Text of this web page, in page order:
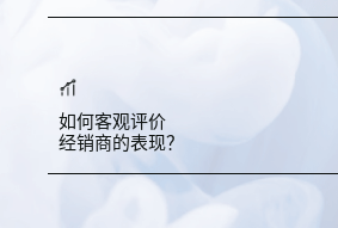
如何客观评价
经销商的表现？